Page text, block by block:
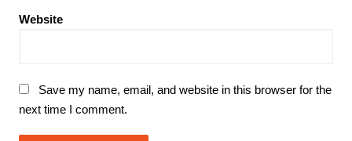
Website
Save my name, email, and website in this browser for the
next time I comment.